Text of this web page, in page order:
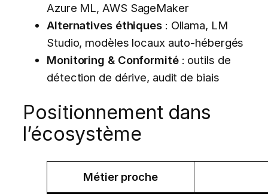
Azure ML, AWS SageMaker
Alternatives éthiques: Ollama, LM
Studio, modèles locaux auto-hébergés
Monitoring & Conformité: outils de
détection de dérive, audit de biais
Positionnement dans
l’écosystème
Métier proche